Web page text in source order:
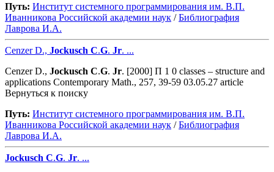
Путь: Институт системного программирования им. В.П.
Иванникова Роcсийской академии наук /Библиография
Лаврова И.А.
Cenzer D., Jockusch C.G. Jr. ...
Cenzer D., Jockusch C.G. Jr. [2000] Π 1 0 classes – structure and
applications Contemporary Math., 257, 39-59 03.05.27 article
Вернуться к поиску
Путь: Институт системного программирования им. В.П.
Иванникова Роcсийской академии наук /Библиография
Лаврова И.А.
Jockusch C.G. Jr. ...